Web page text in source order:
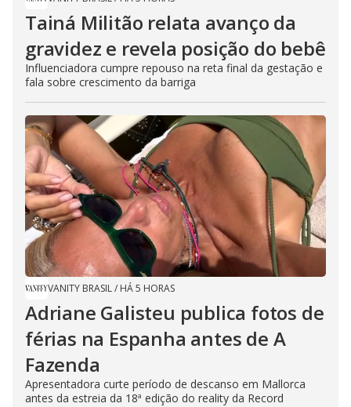
Tainá Militão relata avanço da
gravidez e revela posição do bebê
Influenciadora cumpre repouso na reta final da gestação e
fala sobre crescimento da barriga
VANITY BRASIL/ HÁ 5 HORAS
Adriane Galisteu publica fotos de
férias na Espanha antes de A
Fazenda
Apresentadora curte período de descanso em Mallorca
antes da estreia da 18ª edição do reality da Record